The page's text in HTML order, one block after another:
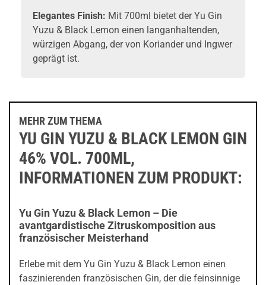
Elegantes Finish: Mit 700ml bietet der Yu Gin
Yuzu & Black Lemon einen langanhaltenden,
würzigen Abgang, der von Koriander und Ingwer
geprägt ist.
MEHR ZUM THEMA
YU GIN YUZU & BLACK LEMON GIN
46% VOL. 700ML,
INFORMATIONEN ZUM PRODUKT:
Yu Gin Yuzu & Black Lemon – Die
avantgardistische Zitruskomposition aus
französischer Meisterhand
Erlebe mit dem Yu Gin Yuzu & Black Lemon einen
faszinierenden französischen Gin, der die feinsinnige